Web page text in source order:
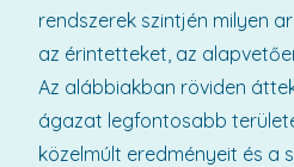
rendszerek szintjén milyen
az érintetteket, az
Az alábbiakban röviden
ágazat legfontosabb
közelmúlt eredményeit és a